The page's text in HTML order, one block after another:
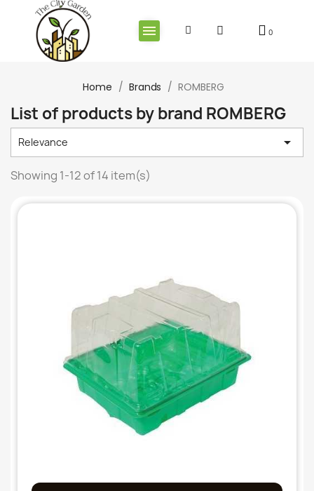
Home Brands ROMBERG
List of products by brand ROMBERG
Relevance 
Showing 1-12 of 14 item(s)